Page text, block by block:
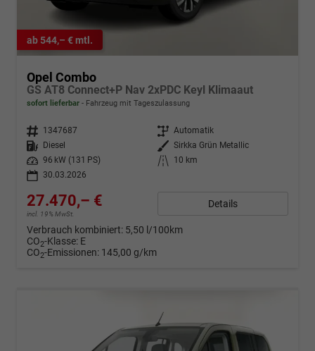
ab 544,– € mtl.
Opel Combo
GS AT8 Connect+P Nav 2xPDC Keyl Klimaaut
sofort lieferbar Fahrzeug mit Tageszulassung
Fahrzeugnr. 1347687 Getriebe Automatik
Kraftstoff
Diesel Außenfarbe Sirkka Grün Metallic
Leistung
96 kW (131 PS) Kilometerstand
10 km
30.03.2026
27.470,– €
incl. 19% MwSt.
Details
Verbrauch kombiniert: 5,50 l/100km
CO2-Klasse: E
CO2-Emissionen: 145,00 g/km